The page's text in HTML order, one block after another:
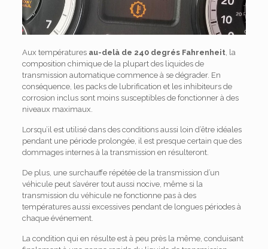
Aux températures au-delà de 240 degrés Fahrenheit, la
composition chimique de la plupart des liquides de
transmission automatique commence à se dégrader. En
conséquence, les packs de lubrification et les inhibiteurs de
corrosion inclus sont moins susceptibles de fonctionner à des
niveaux maximaux.
Lorsqu’il est utilisé dans des conditions aussi loin d’être idéales
pendant une période prolongée, il est presque certain que des
dommages internes à la transmission en résulteront.
De plus, une surchauffe répétée de la transmission d’un
véhicule peut s’avérer tout aussi nocive, même si la
transmission du véhicule ne fonctionne pas à des
températures aussi excessives pendant de longues périodes à
chaque événement.
La condition qui en résulte est à peu près la même, conduisant